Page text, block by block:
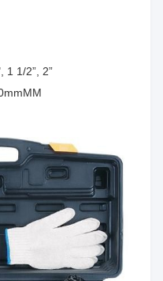
1 1/2”, 2”